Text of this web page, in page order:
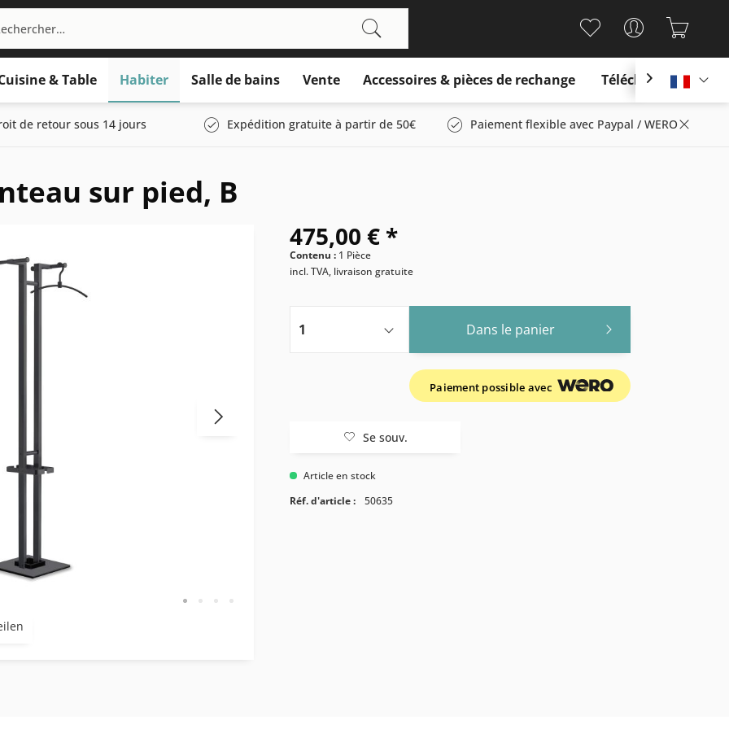
& Table Habiter Salle de bains Vente Accessoires & pièces de rechange Télécharger

de retour sous 14 jours Expédition gratuite à partir de 50€ Paiement flexible avec Paypal / WERO
sur pied, B
475,00 € *
Contenu : 1 Pièce
incl. TVA, livraison gratuite
Dans le panier
Paiement possible avec
Se souv.
Article en stock
Réf. d'article :
50635